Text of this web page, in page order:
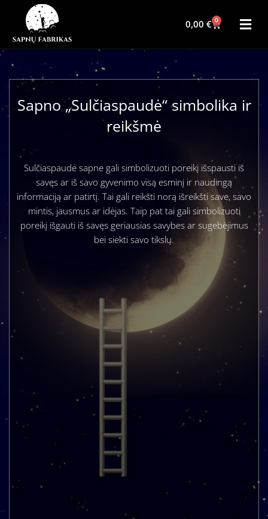
0,00 € 0
Sapno „Sulčiaspaudė“ simbolika ir
reikšmė
Sulčiaspaudė sapne gali simbolizuoti poreikį išspausti iš
savęs ar iš savo gyvenimo visą esminį ir naudingą
informaciją ar patirtį. Tai gali reikšti norą išreikšti save, savo
mintis, jausmus ar idėjas. Taip pat tai gali simbolizuoti
poreikį išgauti iš savęs geriausias savybes ar sugebėjimus
bei siekti savo tikslų.